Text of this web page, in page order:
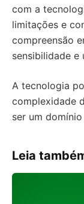
com a
limitações e
compreensão
sensibilidade e
A tecnologia
complexidade
ser um
Leia